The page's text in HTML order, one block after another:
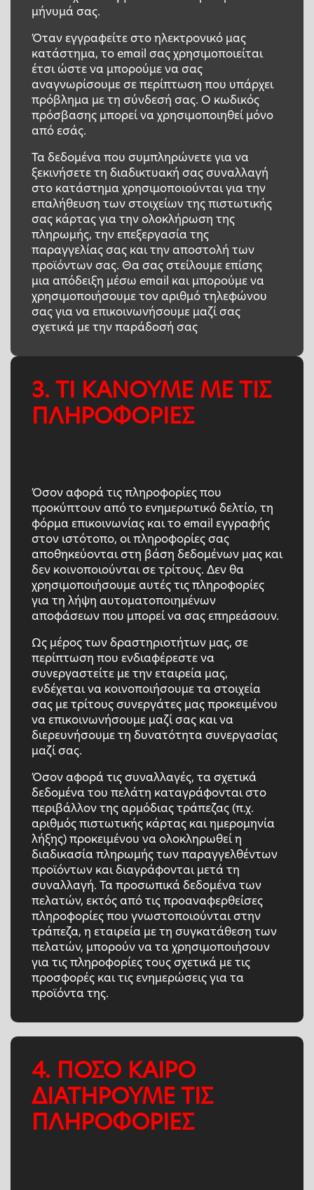
μήνυμά σας.
Όταν εγγραφείτε στο ηλεκτρονικό μας
κατάστημα, το email σας χρησιμοποιείται
έτσι ώστε να μπορούμε να σας
αναγνωρίσουμε σε περίπτωση που υπάρχει
πρόβλημα με τη σύνδεσή σας. Ο κωδικός
πρόσβασης μπορεί να χρησιμοποιηθεί μόνο
από εσάς.
Τα δεδομένα που συμπληρώνετε για να
ξεκινήσετε τη διαδικτυακή σας συναλλαγή
στο κατάστημα χρησιμοποιούνται για την
επαλήθευση των στοιχείων της πιστωτικής
σας κάρτας για την ολοκλήρωση της
πληρωμής, την επεξεργασία της
παραγγελίας σας και την αποστολή των
προϊόντων σας. Θα σας στείλουμε επίσης
μια απόδειξη μέσω email και μπορούμε να
χρησιμοποιήσουμε τον αριθμό τηλεφώνου
σας για να επικοινωνήσουμε μαζί σας
σχετικά με την παράδοσή σας
3. ΤΙ ΚΑΝΟΥΜΕ ΜΕ ΤΙΣ
ΠΛΗΡΟΦΟΡΙΕΣ
Όσον αφορά τις πληροφορίες που
προκύπτουν από το ενημερωτικό δελτίο, τη
φόρμα επικοινωνίας και το email εγγραφής
στον ιστότοπο, οι πληροφορίες σας
αποθηκεύονται στη βάση δεδομένων μας και
δεν κοινοποιούνται σε τρίτους. Δεν θα
χρησιμοποιήσουμε αυτές τις πληροφορίες
για τη λήψη αυτοματοποιημένων
αποφάσεων που μπορεί να σας επηρεάσουν.
Ως μέρος των δραστηριοτήτων μας, σε
περίπτωση που ενδιαφέρεστε να
συνεργαστείτε με την εταιρεία μας,
ενδέχεται να κοινοποιήσουμε τα στοιχεία
σας με τρίτους συνεργάτες μας προκειμένου
να επικοινωνήσουμε μαζί σας και να
διερευνήσουμε τη δυνατότητα συνεργασίας
μαζί σας.
Όσον αφορά τις συναλλαγές, τα σχετικά
δεδομένα του πελάτη καταγράφονται στο
περιβάλλον της αρμόδιας τράπεζας (π.χ.
αριθμός πιστωτικής κάρτας και ημερομηνία
λήξης) προκειμένου να ολοκληρωθεί η
διαδικασία πληρωμής των παραγγελθέντων
προϊόντων και διαγράφονται μετά τη
συναλλαγή. Τα προσωπικά δεδομένα των
πελατών, εκτός από τις προαναφερθείσες
πληροφορίες που γνωστοποιούνται στην
τράπεζα, η εταιρεία με τη συγκατάθεση των
πελατών, μπορούν να τα χρησιμοποιήσουν
για τις πληροφορίες τους σχετικά με τις
προσφορές και τις ενημερώσεις για τα
προϊόντα της.
4. ΠΟΣΟ ΚΑΙΡΟ
ΔΙΑΤΗΡΟΥΜΕ ΤΙΣ
ΠΛΗΡΟΦΟΡΙΕΣ